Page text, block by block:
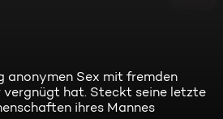
anonymen Sex mit fremden
vergnügt hat. Steckt seine letzte
ihres Mannes